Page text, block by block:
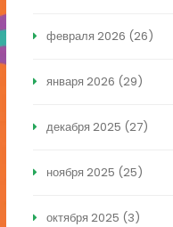
февраля 2026 (26)
января 2026 (29)
декабря 2025 (27)
ноября 2025 (25)
октября 2025 (3)